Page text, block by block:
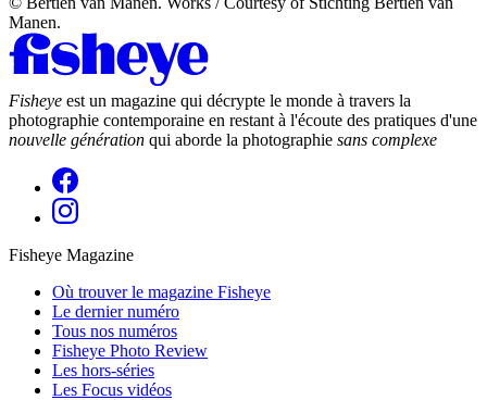
Manen.
Fisheye est un magazine qui décrypte le monde à travers la
photographie contemporaine en restant à l'écoute des pratiques d'une
nouvelle génération qui aborde la photographie sans complexe
Fisheye Magazine
Où trouver le magazine Fisheye
Le dernier numéro
Tous nos numéros
Fisheye Photo Review
Les hors-séries
Les Focus vidéos